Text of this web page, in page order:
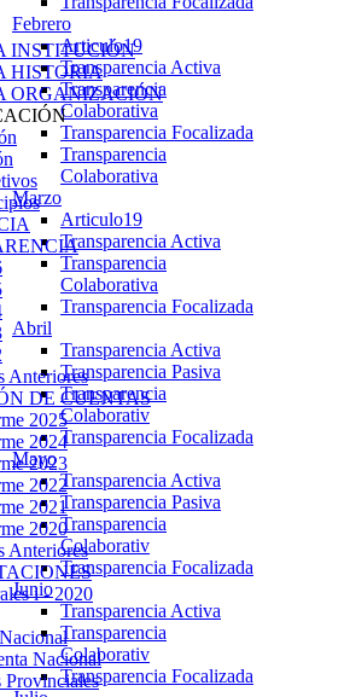
Febrero
Articulo19
Transparencia Activa
Transparencia
Colaborativa
Transparencia Focalizada
Transparencia
Colaborativa
Marzo
Articulo19
Transparencia Activa
Transparencia
Colaborativa
Transparencia Focalizada
Abril
Transparencia Activa
Transparencia Pasiva
Transparencia
Colaborativ
Transparencia Focalizada
Mayo
Transparencia Activa
Transparencia Pasiva
Transparencia
Colaborativ
Transparencia Focalizada
Junio
Transparencia Activa
Transparencia
Colaborativ
Transparencia Focalizada
INSTITUCIÓN
HISTORIA
ORGANIZACIÓN
Anteriores
DE CUENTAS
2025
2024
2023
2022
2021
2020
Anteriores
i - 2020
Nacional
Provinciales